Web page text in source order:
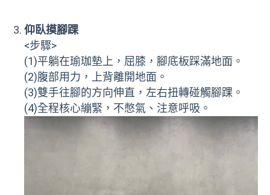
仰臥摸腳踝
<步驟>
(1)平躺在瑜珈墊上，屈膝，腳底板踩滿地面。
(2)腹部用力，上背離開地面。
(3)雙手往腳的方向伸直，左右扭轉碰觸腳踝。
(4)全程核心繃緊，不憋氣、注意呼吸。